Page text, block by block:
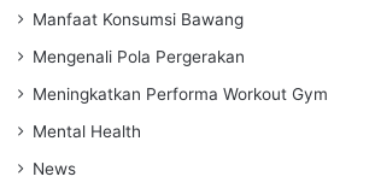
Manfaat Konsumsi Bawang
Mengenali Pola Pergerakan
Meningkatkan Performa Workout Gym
Mental Health
News